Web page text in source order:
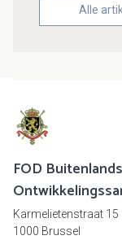
Alle
FOD
Karmelietenstraat 15
1000 Brussel